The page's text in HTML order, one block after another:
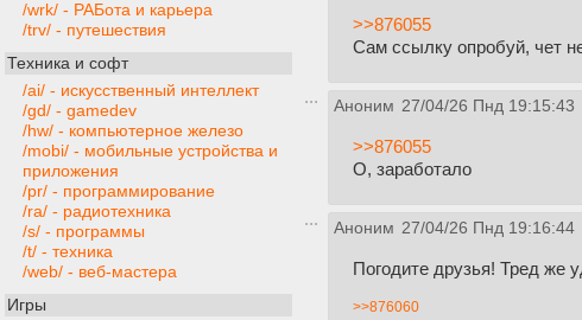
/wrk/ - РАБота и карьера
/trv/ - путешествия
Техника и софт
/ai/ - искусственный интеллект
/gd/ - gamedev
/hw/ - компьютерное железо
/mobi/ - мобильные устройства и
приложения
/pr/ - программирование
/ra/ - радиотехника
/s/ - программы
/t/ - техника
/web/ - веб-мастера
Игры
>>876055
Сам ссылку опробуй, чет
Аноним 27/04/26 Пнд 19:15:43
>>876055
О, заработало
Аноним 27/04/26 Пнд 19:16:44
Погодите друзья! Тред же
>>876060